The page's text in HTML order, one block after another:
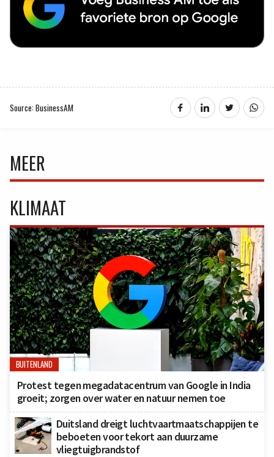
Source: BusinessAM
MEER
KLIMAAT
BUITENLAND
Protest tegen megadatacentrum van Google in India
groeit; zorgen over water en natuur nemen toe
Duitsland dreigt luchtvaartmaatschappijen te
beboeten voor tekort aan duurzame
vliegtuigbrandstof